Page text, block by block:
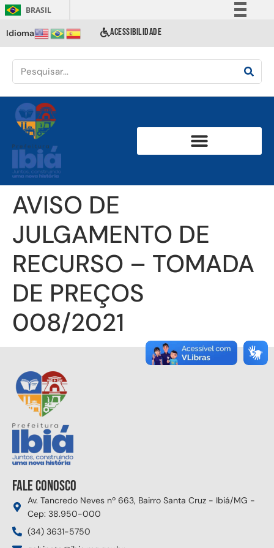
BRASIL
Comunica BR
Acesso à informação
Idioma ACESSIBILIDADE
AVISO DE
JULGAMENTO DE
RECURSO – TOMADA
DE PREÇOS
008/2021
Fale conosco
Av. Tancredo Neves nº 663, Bairro Santa Cruz - Ibiá/MG -
Cep: 38.950-000
(34) 3631-5750